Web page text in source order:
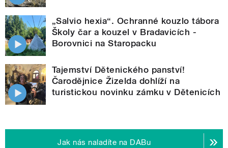
„Salvio hexia“. Ochranné kouzlo tábora
Školy čar a kouzel v Bradavicích -
Borovnici na Staropacku
Tajemství Dětenického panství!
Čarodějnice Žizelda dohlíží na
turistickou novinku zámku v Dětenicích
Jak nás naladíte na DABu